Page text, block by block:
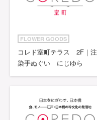
FLOWER GOODS
コレド室町テラス 2F｜注
染手ぬぐい にじゆら